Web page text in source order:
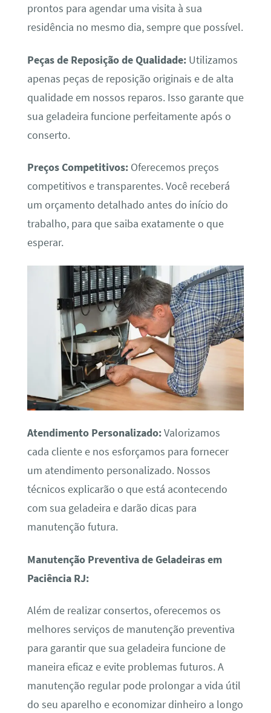
prontos para agendar uma visita à sua
residência no mesmo dia, sempre que possível.
Peças de Reposição de Qualidade:Utilizamos
apenas peças de reposição originais e de alta
qualidade em nossos reparos. Isso garante que
sua geladeira funcione perfeitamente após o
conserto.
Preços Competitivos:Oferecemos preços
competitivos e transparentes. Você receberá
um orçamento detalhado antes do início do
trabalho, para que saiba exatamente o que
esperar.
Atendimento Personalizado:Valorizamos
cada cliente e nos esforçamos para fornecer
um atendimento personalizado. Nossos
técnicos explicarão o que está acontecendo
com sua geladeira e darão dicas para
manutenção futura.
Manutenção Preventiva de Geladeiras em
Paciência RJ:
Além de realizar consertos, oferecemos os
melhores serviços de manutenção preventiva
para garantir que sua geladeira funcione de
maneira eficaz e evite problemas futuros. A
manutenção regular pode prolongar a vida útil
do seu aparelho e economizar dinheiro a longo